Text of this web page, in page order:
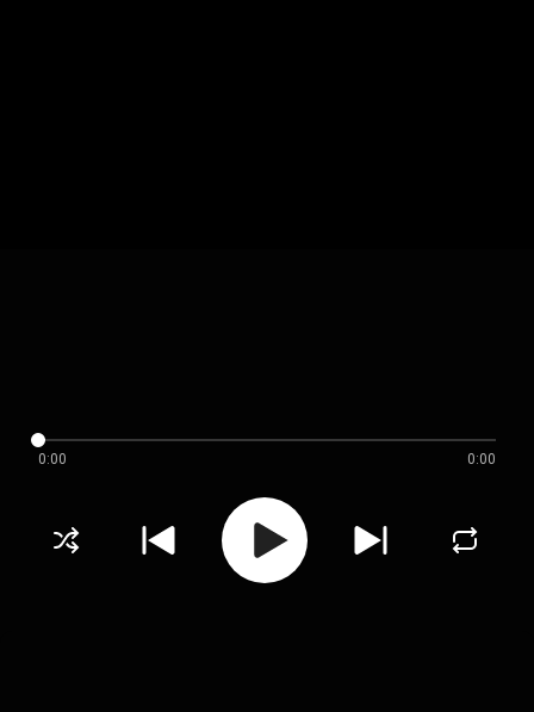
0:00 0:00